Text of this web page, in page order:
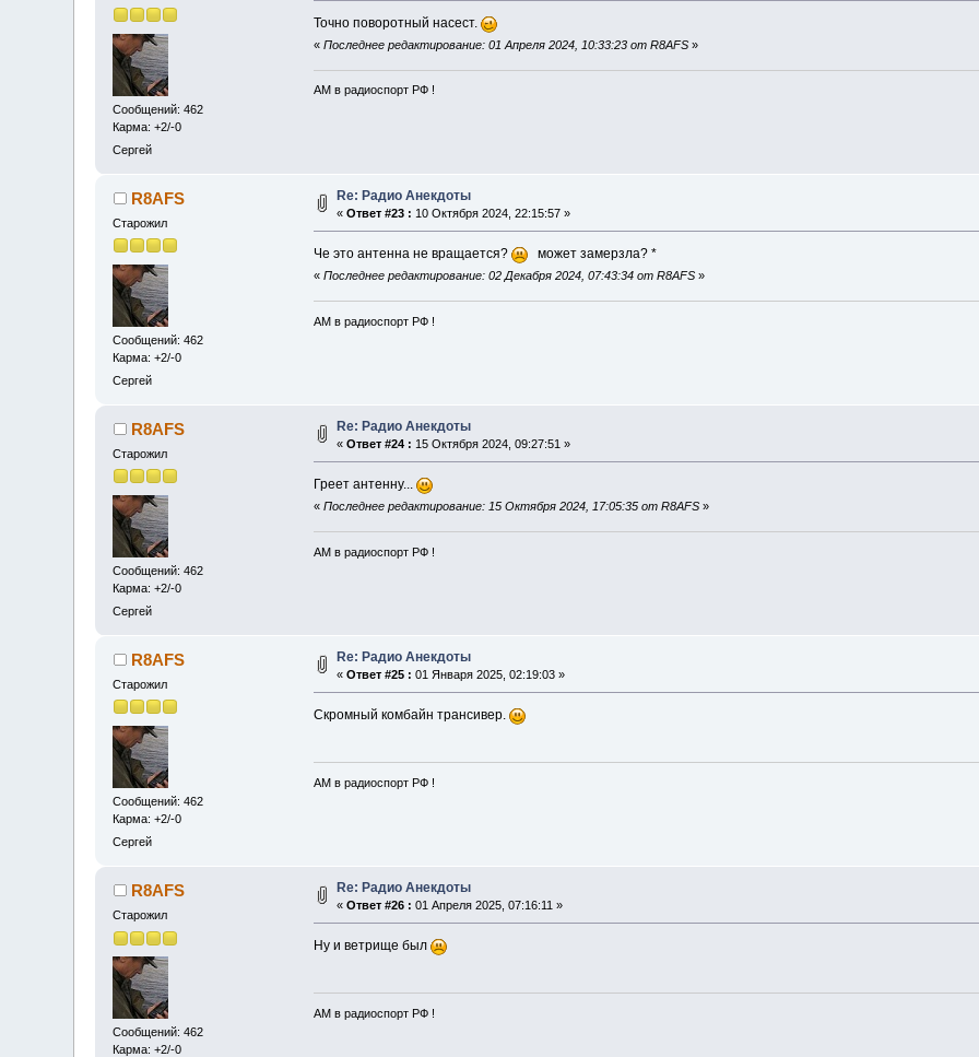
Сообщений: 462
Карма: +2/-0
Сергей
Точно поворотный насест.
« Последнее редактирование: 01 Апреля 2024, 10:33:23 от R8AFS»
АМ в радиоспорт РФ !
R8AFS
Старожил
Сообщений: 462
Карма: +2/-0
Сергей
Re: Радио Анекдоты
«Ответ #23 : 10 Октября 2024, 22:15:57 »
Че это антенна не вращается? может замерзла? *
« Последнее редактирование: 02 Декабря 2024, 07:43:34 от R8AFS»
АМ в радиоспорт РФ !
R8AFS
Старожил
Сообщений: 462
Карма: +2/-0
Сергей
Re: Радио Анекдоты
«Ответ #24 : 15 Октября 2024, 09:27:51 »
Греет антенну...
« Последнее редактирование: 15 Октября 2024, 17:05:35 от R8AFS»
АМ в радиоспорт РФ !
R8AFS
Старожил
Сообщений: 462
Карма: +2/-0
Сергей
Re: Радио Анекдоты
«Ответ #25 : 01 Января 2025, 02:19:03 »
Скромный комбайн трансивер.
АМ в радиоспорт РФ !
R8AFS
Старожил
Сообщений: 462
Карма: +2/-0
Re: Радио Анекдоты
«Ответ #26 : 01 Апреля 2025, 07:16:11 »
Ну и ветрище был
АМ в радиоспорт РФ !